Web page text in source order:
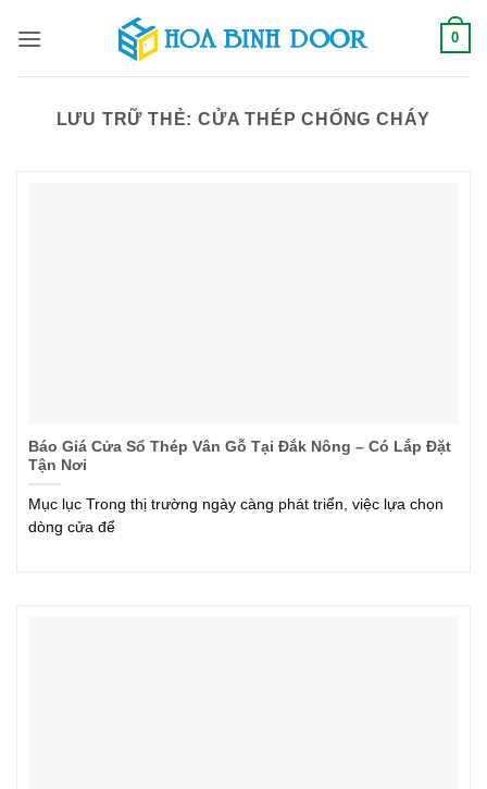
qua
0
LƯU TRỮ THẺ:CỬA THÉP CHỐNG CHÁY
Báo Giá Cửa Sổ Thép Vân Gỗ Tại Đắk Nông – Có Lắp Đặt
Tận Nơi
Mục lục Trong thị trường ngày càng phát triển, việc lựa chọn
dòng cửa để